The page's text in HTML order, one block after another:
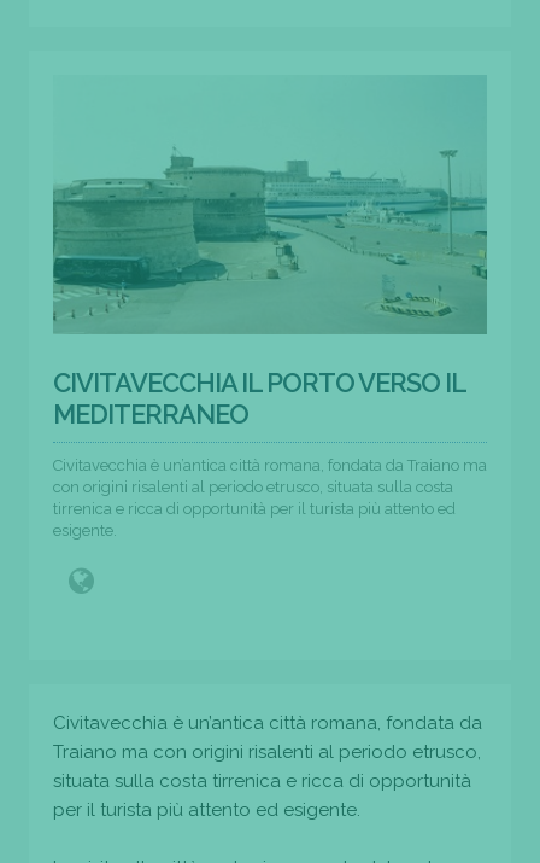
CIVITAVECCHIA IL PORTO VERSO IL
MEDITERRANEO
Civitavecchia è un’antica città romana, fondata da Traiano ma
con origini risalenti al periodo etrusco, situata sulla costa
tirrenica e ricca di opportunità per il turista più attento ed
esigente.
Civitavecchia è un’antica città romana, fondata da
Traiano ma con origini risalenti al periodo etrusco,
situata sulla costa tirrenica e ricca di opportunità
per il turista più attento ed esigente.